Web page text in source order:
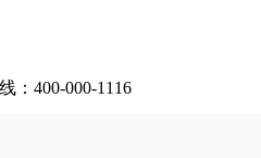
：400-000-1116